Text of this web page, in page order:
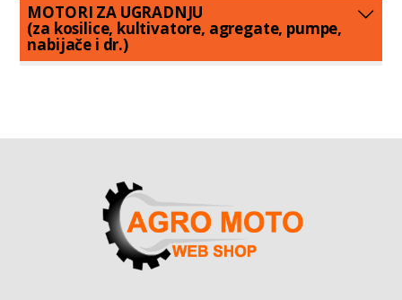
MOTORI ZA UGRADNJU
(za kosilice, kultivatore, agregate, pumpe,
nabijače i dr.)